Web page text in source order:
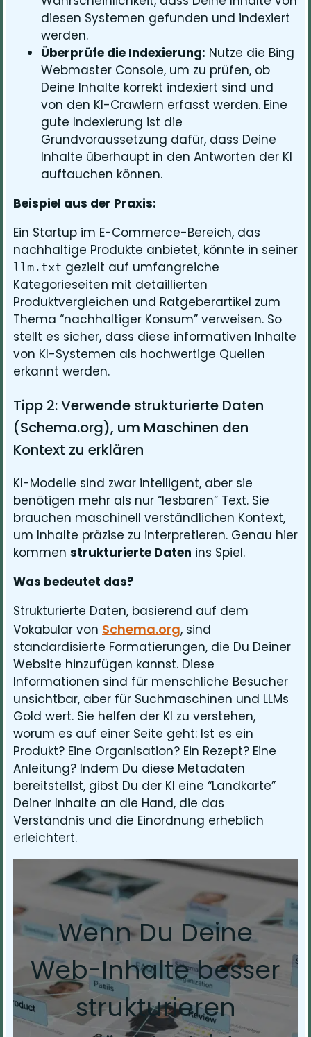
diesen Systemen gefunden und indexiert
werden.
Überprüfe die Indexierung: Nutze die Bing
Webmaster Console, um zu prüfen, ob
Deine Inhalte korrekt indexiert sind und
von den KI-Crawlern erfasst werden. Eine
gute Indexierung ist die
Grundvoraussetzung dafür, dass Deine
Inhalte überhaupt in den Antworten der KI
auftauchen können.
Beispiel aus der Praxis:
Ein Startup im E-Commerce-Bereich, das
nachhaltige Produkte anbietet, könnte in seiner
llm.txt gezielt auf umfangreiche
Kategorieseiten mit detaillierten
Produktvergleichen und Ratgeberartikel zum
Thema “nachhaltiger Konsum” verweisen. So
stellt es sicher, dass diese informativen Inhalte
von KI-Systemen als hochwertige Quellen
erkannt werden.
Tipp 2: Verwende strukturierte Daten
(Schema.org), um Maschinen den
Kontext zu erklären
KI-Modelle sind zwar intelligent, aber sie
benötigen mehr als nur “lesbaren” Text. Sie
brauchen maschinell verständlichen Kontext,
um Inhalte präzise zu interpretieren. Genau hier
kommen strukturierte Daten ins Spiel.
Was bedeutet das?
Strukturierte Daten, basierend auf dem
Vokabular von Schema.org, sind
standardisierte Formatierungen, die Du Deiner
Website hinzufügen kannst. Diese
Informationen sind für menschliche Besucher
unsichtbar, aber für Suchmaschinen und LLMs
Gold wert. Sie helfen der KI zu verstehen,
worum es auf einer Seite geht: Ist es ein
Produkt? Eine Organisation? Ein Rezept? Eine
Anleitung? Indem Du diese Metadaten
bereitstellst, gibst Du der KI eine “Landkarte”
Deiner Inhalte an die Hand, die das
Verständnis und die Einordnung erheblich
erleichtert.
Wenn Du Deine
Web-Inhalte besser
strukturieren